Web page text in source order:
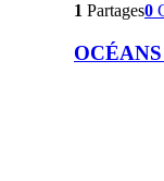
1 Partages0
OCÉANS